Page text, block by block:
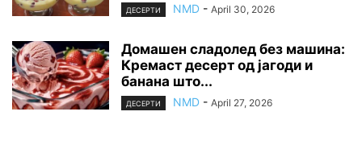
ДЕСЕРТИ NMD - April 30, 2026
Домашен сладолед без машина:
Кремаст десерт од јагоди и
банана што...
ДЕСЕРТИ NMD - April 27, 2026